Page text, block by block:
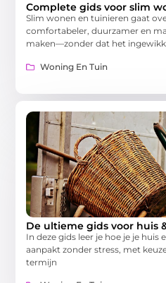
Complete gids voor slim
Slim wonen en tuinieren gaat
comfortabeler, duurzamer en
maken—zonder dat het
Woning En Tuin
De ultieme gids voor huis
In deze gids leer je hoe je je huis
aanpakt zonder stress, met
termijn